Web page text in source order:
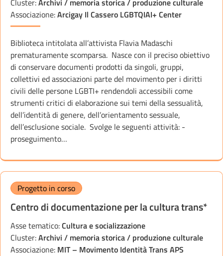
Cluster:Archivi / memoria storica / produzione culturale
Associazione:Arcigay Il Cassero LGBTQIAI+ Center
Biblioteca intitolata all’attivista Flavia Madaschi
prematuramente scomparsa. Nasce con il preciso obiettivo
di conservare documenti prodotti da singoli, gruppi,
collettivi ed associazioni parte del movimento per i diritti
civili delle persone LGBTI+ rendendoli accessibili come
strumenti critici di elaborazione sui temi della sessualità,
dell’identità di genere, dell’orientamento sessuale,
dell’esclusione sociale. Svolge le seguenti attività: -
proseguimento…
Progetto in corso
Centro di documentazione per la cultura trans*
Asse tematico:Cultura e socializzazione
Cluster:Archivi / memoria storica / produzione culturale
Associazione: MIT – Movimento Identità Trans APS